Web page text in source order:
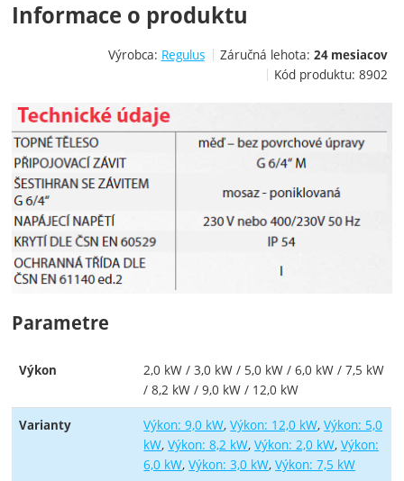
Informace o produktu
Výrobca: Regulus Záručná lehota: 24 mesiacov
Kód produktu: 8902
Parametre
Výkon
2,0 kW / 3,0 kW / 5,0 kW / 6,0 kW / 7,5 kW
/ 8,2 kW / 9,0 kW / 12,0 kW
Varianty Výkon: 9,0 kW Výkon: 12,0 kW Výkon: 5,0
kW Výkon: 8,2 kW Výkon: 2,0 kW Výkon:
6,0 kW Výkon: 3,0 kW Výkon: 7,5 kW